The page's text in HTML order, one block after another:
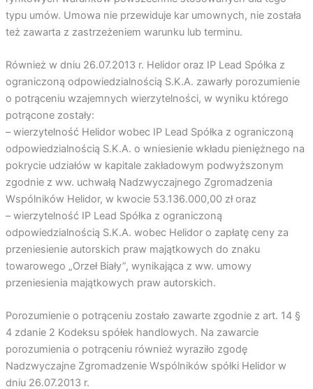
typu umów. Umowa nie przewiduje kar umownych, nie została
też zawarta z zastrzeżeniem warunku lub terminu.
Również w dniu 26.07.2013 r. Helidor oraz IP Lead Spółka z
ograniczoną odpowiedzialnością S.K.A. zawarły porozumienie
o potrąceniu wzajemnych wierzytelności, w wyniku którego
potrącone zostały:
– wierzytelność Helidor wobec IP Lead Spółka z ograniczoną
odpowiedzialnością S.K.A. o wniesienie wkładu pieniężnego na
pokrycie udziałów w kapitale zakładowym podwyższonym
zgodnie z ww. uchwałą Nadzwyczajnego Zgromadzenia
Wspólników Helidor, w kwocie 53.136.000,00 zł oraz
– wierzytelność IP Lead Spółka z ograniczoną
odpowiedzialnością S.K.A. wobec Helidor o zapłatę ceny za
przeniesienie autorskich praw majątkowych do znaku
towarowego „Orzeł Biały”, wynikająca z ww. umowy
przeniesienia majątkowych praw autorskich.
Porozumienie o potrąceniu zostało zawarte zgodnie z art. 14 §
4 zdanie 2 Kodeksu spółek handlowych. Na zawarcie
porozumienia o potrąceniu również wyraziło zgodę
Nadzwyczajne Zgromadzenie Wspólników spółki Helidor w
dniu 26.07.2013 r.